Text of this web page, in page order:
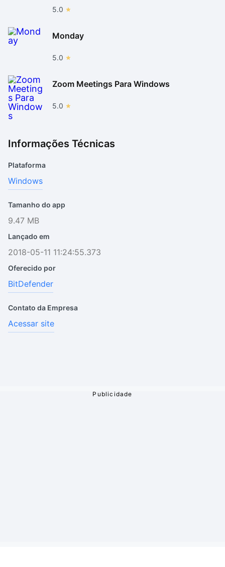
5.0
Monday
5.0
Zoom Meetings Para Windows
5.0
Informações Técnicas
Plataforma
Windows
Tamanho do app
9.47 MB
Lançado em
2018-05-11 11:24:55.373
Oferecido por
BitDefender
Contato da Empresa
Acessar site